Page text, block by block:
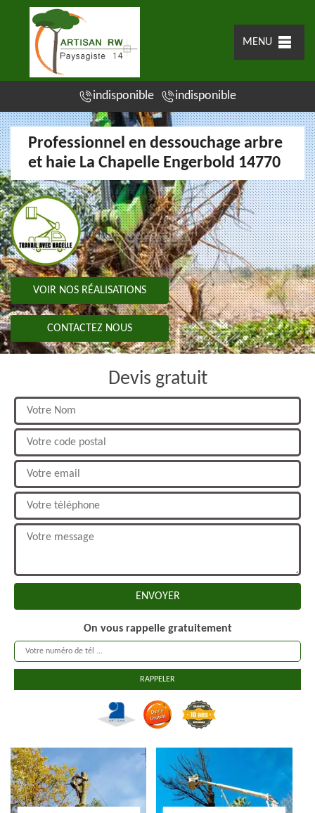
MENU
indisponible indisponible
Professionnel en dessouchage arbre
et haie La Chapelle Engerbold 14770
VOIR NOS RÉALISATIONS
CONTACTEZ NOUS
Devis gratuit
On vous rappelle gratuitement